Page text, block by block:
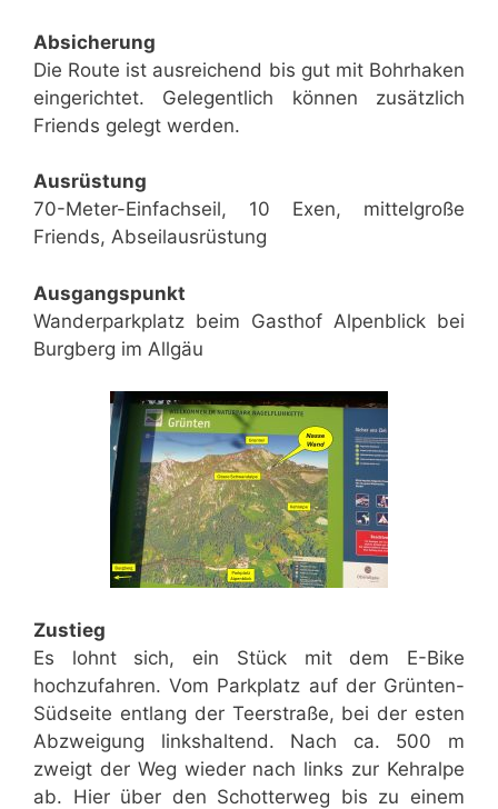
Absicherung
Die Route ist ausreichend bis gut mit Bohrhaken
eingerichtet. Gelegentlich können zusätzlich
Friends gelegt werden.
Ausrüstung
70-Meter-Einfachseil, 10 Exen, mittelgroße
Friends, Abseilausrüstung
Ausgangspunkt
Wanderparkplatz beim Gasthof Alpenblick bei
Burgberg im Allgäu
Zustieg
Es lohnt sich, ein Stück mit dem E-Bike
hochzufahren. Vom Parkplatz auf der Grünten-
Südseite entlang der Teerstraße, bei der esten
Abzweigung linkshaltend. Nach ca. 500 m
zweigt der Weg wieder nach links zur Kehralpe
ab. Hier über den Schotterweg bis zu einem